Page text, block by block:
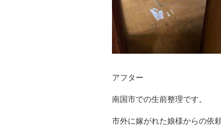
アフター
南国市での生前整理です。
市外に嫁がれた娘様からの依